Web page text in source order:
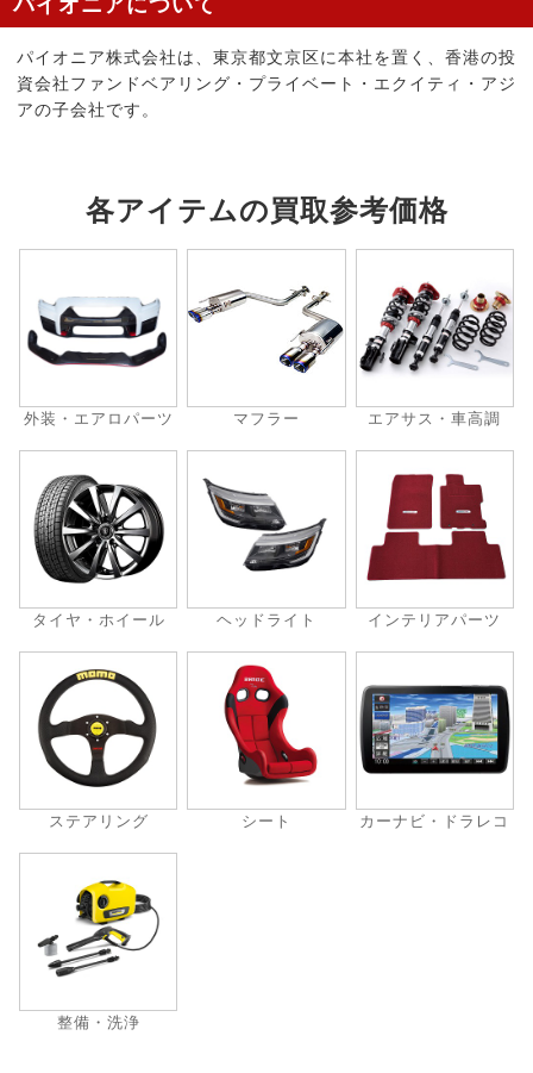
パイオニア株式会社は、東京都文京区に本社を置く、香港の投
資会社ファンドベアリング・プライベート・エクイティ・アジ
アの子会社です。
各アイテムの買取参考価格
外装・エアロパーツ マフラー エアサス・車高調
タイヤ・ホイール ヘッドライト インテリアパーツ
ステアリング シート カーナビ・ドラレコ
整備・洗浄